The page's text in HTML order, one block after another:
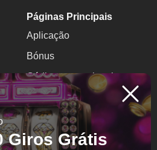
Giros Grátis
Páginas Principais
Aplicação
Bónus
Código promocional
Bónus Sem Depósito